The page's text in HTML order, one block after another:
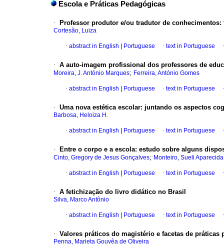
Escola e Práticas Pedagógicas
· Professor produtor e/ou tradutor de
Cortesão, Luiza
· abstract in English Portuguese · text in Portuguese
· A auto-imagem profissional dos professores de
Moreira, J. António Marques; Ferreira, António Gomes
· abstract in English Portuguese · text in Portuguese
· Uma nova estética escolar: juntando os aspectos
Barbosa, Heloiza H.
· abstract in English Portuguese · text in Portuguese
· Entre o corpo e a escola: estudo sobre alguns
Cinto, Gregory de Jesus Gonçalves; Monteiro, Sueli
· abstract in English Portuguese · text in Portuguese
· A fetichização do livro didático no Brasil
Silva, Marco Antônio
· abstract in English Portuguese · text in Portuguese
· Valores práticos do magistério e facetas de práticas
Penna, Marieta Gouvêa de Oliveira